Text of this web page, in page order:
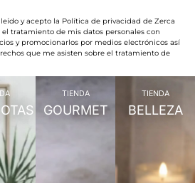
y acepto la Política de privacidad de Zerca
tratamiento de mis datos personales con
y promocionarlos por medios electrónicos así
que me asisten sobre el tratamiento de
TIENDA
GOURMET
TIENDA
BELLEZA